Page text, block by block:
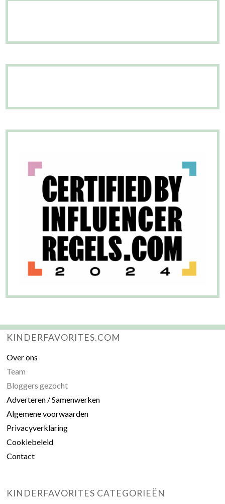
KINDERFAVORITES.COM
Over ons
Team
Bloggers gezocht
Adverteren / Samenwerken
Algemene voorwaarden
Privacyverklaring
Cookiebeleid
Contact
KINDERFAVORITES CATEGORIEËN